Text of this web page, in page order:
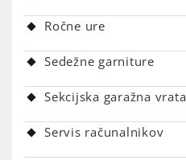
Ročne ure
Sedežne garniture
Sekcijska garažna vrata
Servis računalnikov